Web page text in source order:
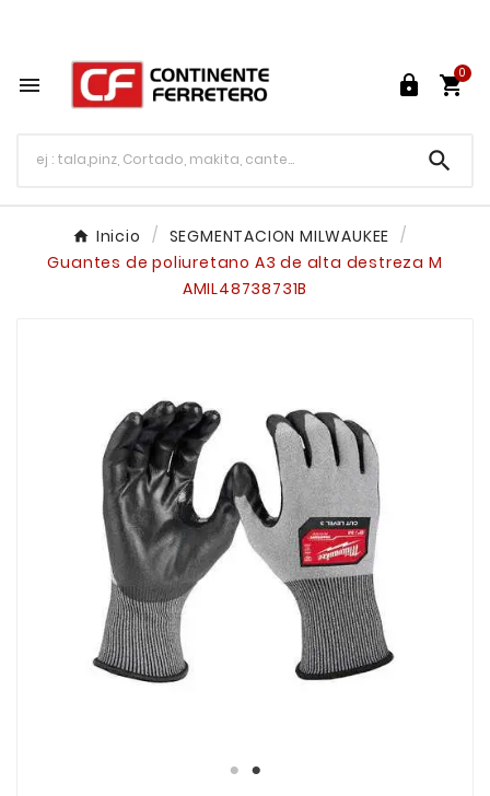
  
0

Inicio
SEGMENTACION MILWAUKEE
Guantes de poliuretano A3 de alta destreza M
AMIL48738731B